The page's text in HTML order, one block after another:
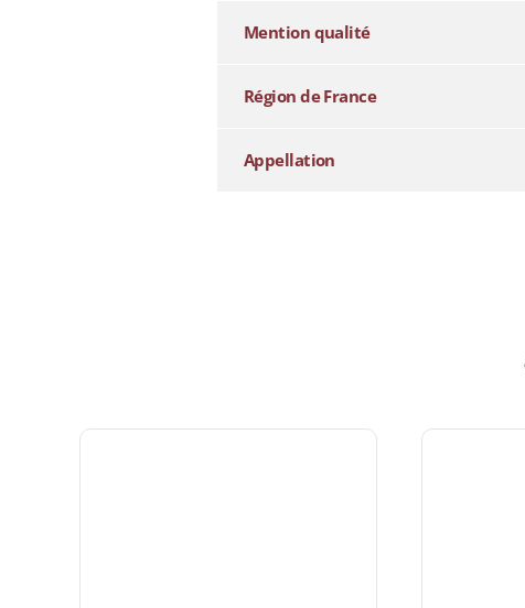
Mention qualité
Région de France
Appellation